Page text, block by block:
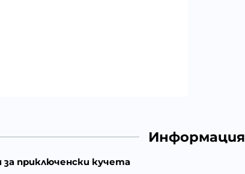
Информация
за приключенски кучета